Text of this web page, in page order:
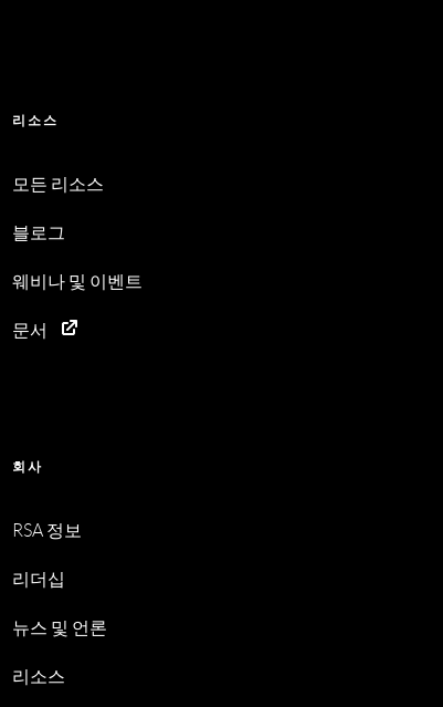
리소스
모든 리소스
블로그
웨비나 및 이벤트
문서
회사
RSA 정보
리더십
뉴스 및 언론
리소스